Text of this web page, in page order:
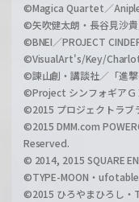
©Magica Quartet／
©矢吹健太朗・長谷見沙
©BNEI／PROJECT
©VisualArt's/Key/
©諫山創・講談社／「進
©Project シンフォギアＧ
©2015 プロジェクトラブ
©2015 DMM.com
Reserved.
© 2014, 2015 SQUARE
©TYPE-MOON・ufotable
©2015 ひろやまひろし・